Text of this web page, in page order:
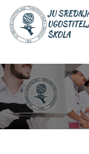
Skip
content